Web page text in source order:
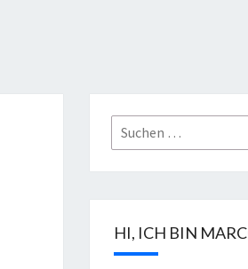
HI, ICH BIN